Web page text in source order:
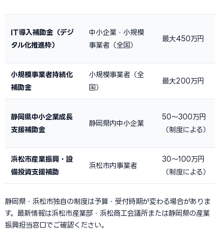
IT導入補助金（デジ
タル化推進枠）
中小企業・小規模
事業者（全国）
最大450万円
小規模事業者持続化
補助金
小規模事業者（全
国）
最大200万円
静岡県中小企業成長
支援補助金
静岡県内中小企業
50〜300万円
（制度による）
浜松市産業振興・設
備投資支援補助
浜松市内事業者
30〜100万円
（制度による）
静岡県・浜松市独自の制度は予算・受付時期が変わる場合がありま
す。最新情報は浜松市産業部・浜松商工会議所または静岡県の産業
振興担当窓口でご確認ください。